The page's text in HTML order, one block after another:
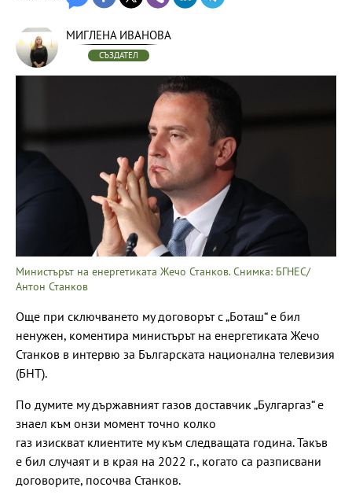
МИГЛЕНА ИВАНОВА
СЪЗДАТЕЛ
Министърът на енергетиката Жечо Станков. Снимка: БГНЕС/
Антон Станков
Още при сключването му договорът с „Боташ“ е бил
ненужен, коментира министърът на енергетиката Жечо
Станков в интервю за Българската национална телевизия
(БНТ).
По думите му държавният газов доставчик „Булгаргаз“ е
знаел към онзи момент точно колко
газ изискват клиентите му към следващата година. Такъв
е бил случаят и в края на 2022 г., когато са разписвани
договорите, посочва Станков.